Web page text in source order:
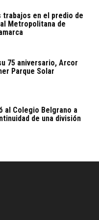
trabajos en el predio de
Metropolitana de
75 aniversario, Arcor
Parque Solar
al Colegio Belgrano a
de una división